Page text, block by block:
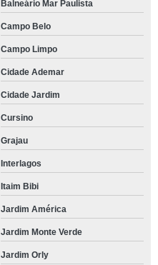
Balneário Mar Paulista
Campo Belo
Campo Limpo
Cidade Ademar
Cidade Jardim
Cursino
Grajau
Interlagos
Itaim Bibi
Jardim América
Jardim Monte Verde
Jardim Orly